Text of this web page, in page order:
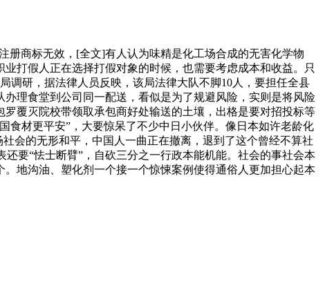
商标无效，[全文]有人认为味精是化工场合成的无害化学物
打假人正在选择打假对象的时候，也需要考虑成本和收益。只
调研，据法律人员反映，该局法律大队不脚10人，要担任全县
理食堂到公司同一配送，看似是为了规避风险，实则是将风险
覆灭院校带领取承包商好处输送的土壤，出格是要对招投标等
食材更平安”，大要惊呆了不少中日小伙伴。像日本如许老龄化
会的无形和平，中国人一曲正在撤离，退到了这个曾经不算社
要“怯士断臂”，自砍三分之一行政本能机能。社会的事社会本
地沟油、塑化剂一个接一个惊悚案例使得通俗人更加担心起本